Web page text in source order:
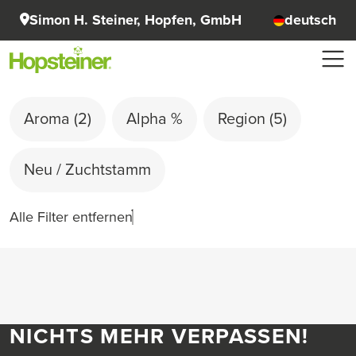
Simon H. Steiner, Hopfen, GmbH deutsch
Aroma (2) Alpha % Region (5)
Neu / Zuchtstamm
Alle Filter entfernen
NICHTS MEHR VERPASSEN!